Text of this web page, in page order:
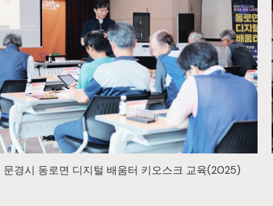
문경시 동로면 디지털 배움터 키오스크 교육(2025)